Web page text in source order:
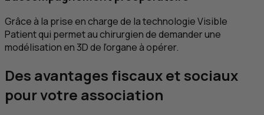
Grâce à la prise en charge de la technologieVisible
Patientqui permet au chirurgien de demander une
modélisation en 3D de l’organe à opérer.
Des avantages fiscaux et sociaux
pour votre association